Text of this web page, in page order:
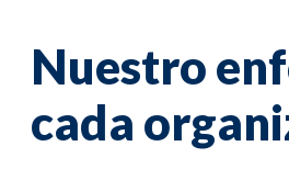
Nuestro
cada